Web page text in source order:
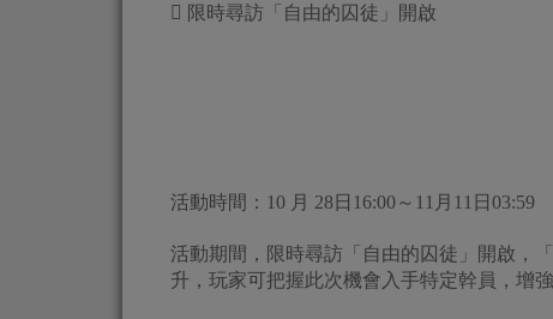
 限時尋訪「自由的囚徒」開啟
活動時間：10 月 28日16:00～11月11日03:59
活動期間，限時尋訪「自由的囚徒」開啟，
升，玩家可把握此次機會入手特定幹員，增